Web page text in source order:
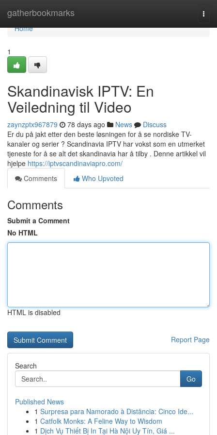
gatherbookmarks
Home
Home
1
Skandinavisk IPTV: En
Veiledning til Video
zaynzptx967879 78 days ago News
Discuss
Er du på jakt etter den beste løsningen for å se nordiske TV-
kanaler og serier ? Scandinavia IPTV har vokst som en utmerket
tjeneste for å se alt det skandinavia har å tilby . Denne artikkel vil
hjelpe https://iptvscandinaviapro.com/
Comments
Who Upvoted
Comments
Submit a Comment
No HTML
HTML is disabled
Report Page
Search
Go
Published News
1 Surpresa para Namorado à Distância: Cinco Ide...
1 Catfolk Monks: A Feline Way to Wisdom
1 Dịch Vụ Thiết Bị In Tại Hà Nội Uy Tín, Giá ...